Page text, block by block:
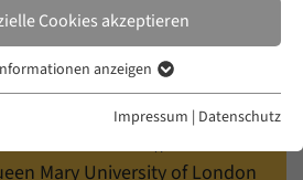
Write Back: Child-
War, and
Mary University of London
Cookies akzeptieren
für grundlegende Funktionen der
anzeigen
Impressum | Datenschutz